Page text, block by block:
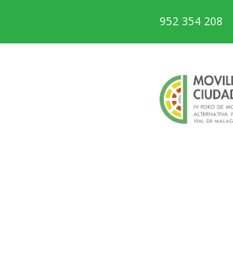
952 354 208